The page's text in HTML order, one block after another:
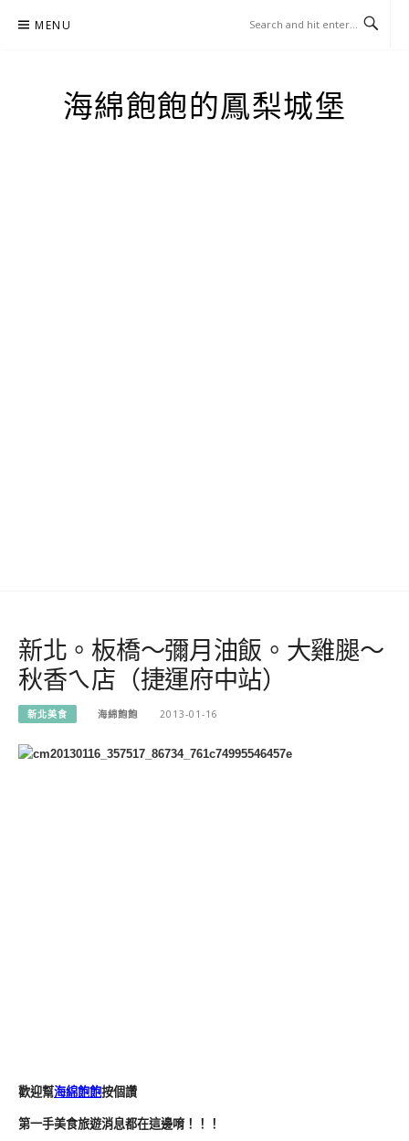
MENU
海綿飽飽的鳳梨城堡
新北。板橋～彌月油飯。大雞腿～
秋香ㄟ店（捷運府中站）
新北美食 海綿飽飽 2013-01-16
歡迎幫海綿飽飽按個讚
第一手美食旅遊消息都在這邊唷！！！